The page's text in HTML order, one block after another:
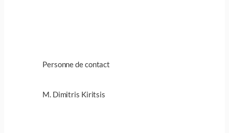
Personne de contact
M. Dimitris Kiritsis